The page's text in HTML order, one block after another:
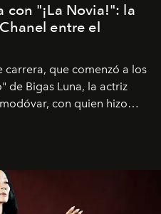
con "¡La Novia!": la
entre el
que comenzó a los
de Bigas Luna, la actriz
con quien hizo
entre Europa y